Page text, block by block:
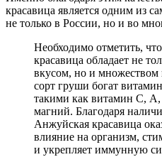
красавица является одним из
не только в России, но и во
Необходимо отметить,
красавица обладает не
вкусом, но и множеством
сорт груши богат
такими как витамин С,
магний. Благодаря
Анжуйская красавица
влияние на организм,
и укрепляет иммунную